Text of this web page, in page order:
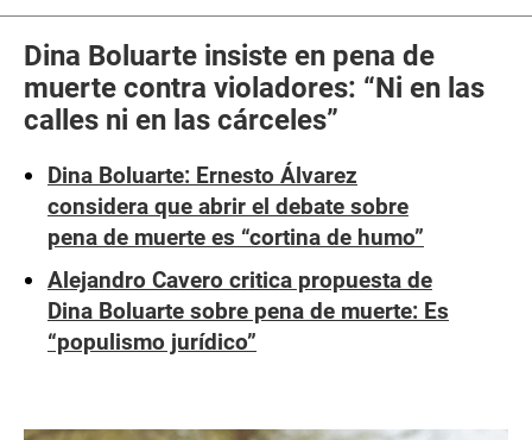
Dina Boluarte insiste en pena de
muerte contra violadores: “Ni en las
calles ni en las cárceles”
Dina Boluarte: Ernesto Álvarez
considera que abrir el debate sobre
pena de muerte es “cortina de humo”
Alejandro Cavero critica propuesta de
Dina Boluarte sobre pena de muerte: Es
“populismo jurídico”